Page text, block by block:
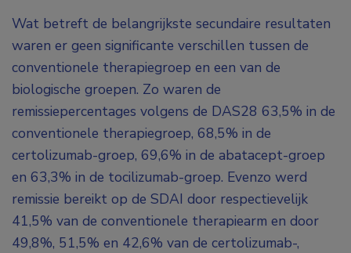
Wat betreft de belangrijkste secundaire resultaten
waren er geen significante verschillen tussen de
conventionele therapiegroep en een van de
biologische groepen. Zo waren de
remissiepercentages volgens de DAS28 63,5% in de
conventionele therapiegroep, 68,5% in de
certolizumab-groep, 69,6% in de abatacept-groep
en 63,3% in de tocilizumab-groep. Evenzo werd
remissie bereikt op de SDAI door respectievelijk
41,5% van de conventionele therapiearm en door
49,8%, 51,5% en 42,6% van de certolizumab-,